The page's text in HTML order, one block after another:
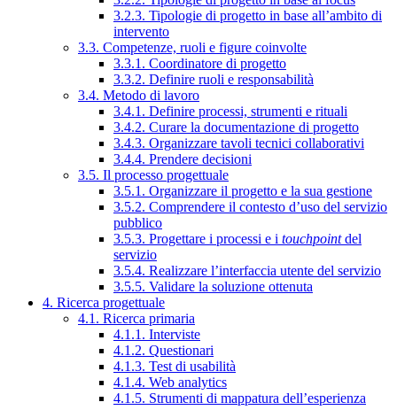
3.2.3. Tipologie di progetto in base all’ambito di
intervento
3.3. Competenze, ruoli e figure coinvolte
3.3.1. Coordinatore di progetto
3.3.2. Definire ruoli e responsabilità
3.4. Metodo di lavoro
3.4.1. Definire processi, strumenti e rituali
3.4.2. Curare la documentazione di progetto
3.4.3. Organizzare tavoli tecnici collaborativi
3.4.4. Prendere decisioni
3.5. Il processo progettuale
3.5.1. Organizzare il progetto e la sua gestione
3.5.2. Comprendere il contesto d’uso del servizio
pubblico
3.5.3. Progettare i processi e i touchpointdel
servizio
3.5.4. Realizzare l’interfaccia utente del servizio
3.5.5. Validare la soluzione ottenuta
4. Ricerca progettuale
4.1. Ricerca primaria
4.1.1. Interviste
4.1.2. Questionari
4.1.3. Test di usabilità
4.1.4. Web analytics
4.1.5. Strumenti di mappatura dell’esperienza